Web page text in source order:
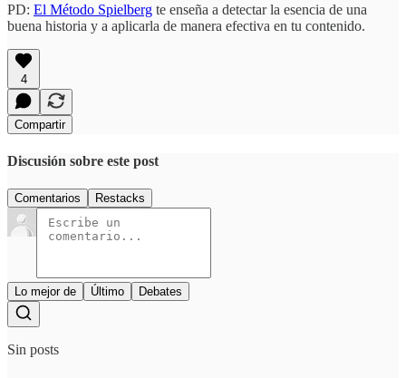
PD: El Método Spielberg te enseña a detectar la esencia de una
buena historia y a aplicarla de manera efectiva en tu contenido.
4
Compartir
Discusión sobre este post
Comentarios Restacks
Lo mejor de Último Debates
Sin posts